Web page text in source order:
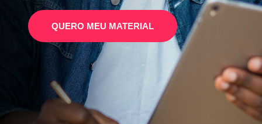
QUERO MEU MATERIAL